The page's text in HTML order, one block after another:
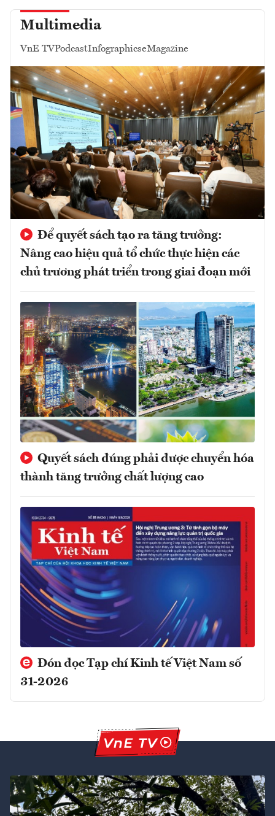
Multimedia
VnE TVPodcastInfographicseMagazine
Để quyết sách tạo ra tăng trưởng:
Nâng cao hiệu quả tổ chức thực hiện các
chủ trương phát triển trong giai đoạn mới
Quyết sách đúng phải được chuyển hóa
thành tăng trưởng chất lượng cao
Đón đọc Tạp chí Kinh tế Việt Nam số
31-2026